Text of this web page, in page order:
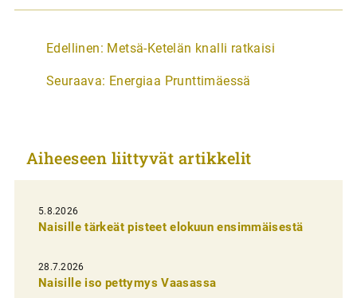
A
t
k
e
l
i
e
n
Edellinen: Metsä-Ketelän knalli ratkaisi
Seuraava: Energiaa Prunttimäessä
Aiheeseen liittyvät artikkelit
5.8.2026
Naisille tärkeät pisteet elokuun ensimmäisestä
28.7.2026
Naisille iso pettymys Vaasassa